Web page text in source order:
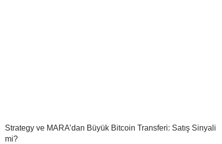
Strategy ve MARA’dan Büyük Bitcoin Transferi: Satış Sinyali
mi?